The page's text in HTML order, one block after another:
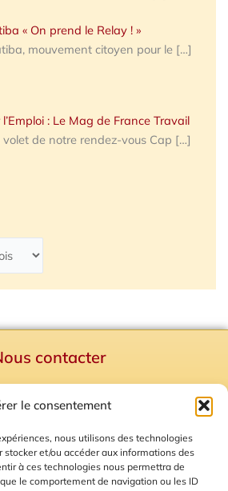
le consentement
nous utilisons des technologies
stocker et/ou accéder aux informations des
à ces technologies nous permettra de
le comportement de navigation ou les ID
« On prend le Relay ! »
mouvement citoyen pour le […]
: Le Mag de France Travail
volet de notre rendez-vous Cap […]
contacter
Plan du site
des Cookies